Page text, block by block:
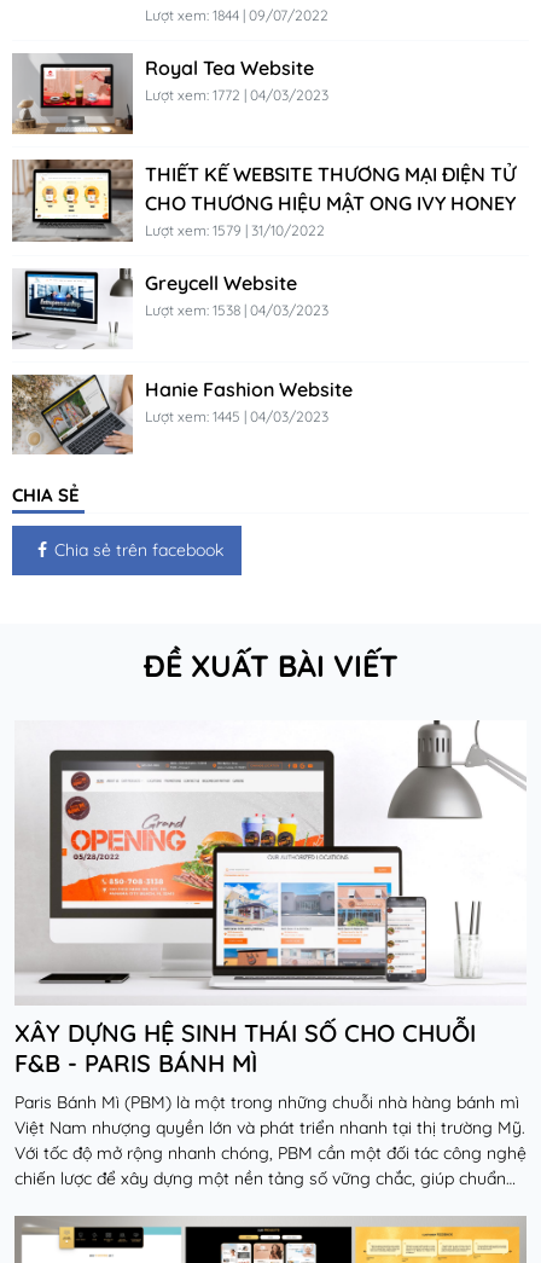
Lượt xem: 1844 | 09/07/2022
Royal Tea Website
Lượt xem: 1772 | 04/03/2023
THIẾT KẾ WEBSITE THƯƠNG MẠI ĐIỆN TỬ
CHO THƯƠNG HIỆU MẬT ONG IVY HONEY
Lượt xem: 1579 | 31/10/2022
Greycell Website
Lượt xem: 1538 | 04/03/2023
Hanie Fashion Website
Lượt xem: 1445 | 04/03/2023
CHIA SẺ
Chia sẻ trên facebook
ĐỀ XUẤT BÀI VIẾT
XÂY DỰNG HỆ SINH THÁI SỐ CHO CHUỖI
F&B - PARIS BÁNH MÌ
Paris Bánh Mì (PBM) là một trong những chuỗi nhà hàng bánh mì
Việt Nam nhượng quyền lớn và phát triển nhanh tại thị trường Mỹ.
Với tốc độ mở rộng nhanh chóng, PBM cần một đối tác công nghệ
chiến lược để xây dựng một nền tảng số vững chắc, giúp chuẩn